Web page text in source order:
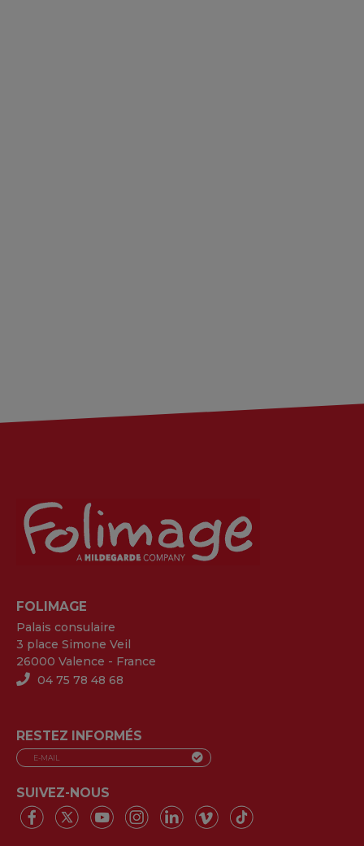
FOLIMAGE
Palais consulaire
3 place Simone Veil
26000 Valence - France
04 75 78 48 68
RESTEZ INFORMÉS
SUIVEZ-NOUS